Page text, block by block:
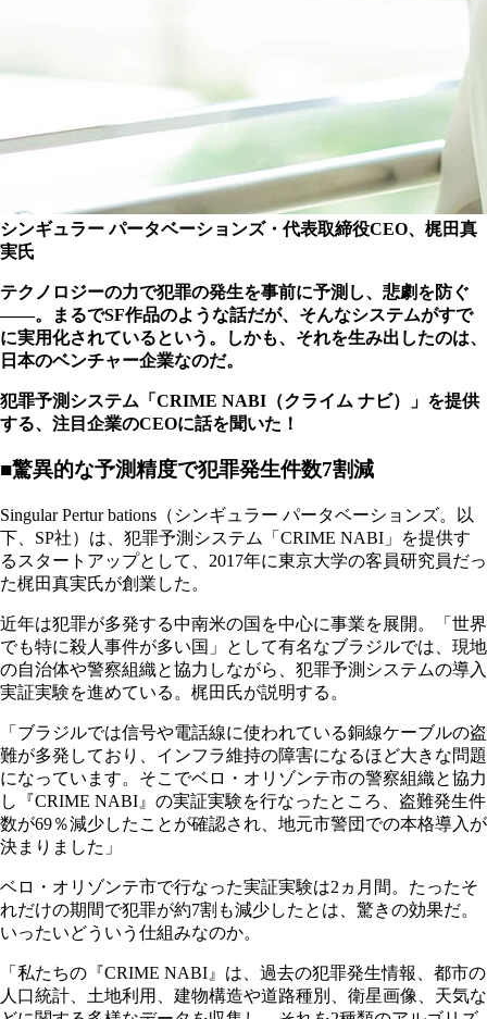
シンギュラー パータベーションズ・代表取締役CEO、梶田真
実氏
テクノロジーの力で犯罪の発生を事前に予測し、悲劇を防ぐ
――。まるでSF作品のような話だが、そんなシステムがすで
に実用化されているという。しかも、それを生み出したのは、
日本のベンチャー企業なのだ。
犯罪予測システム「CRIME NABI（クライム ナビ）」を提供
する、注目企業のCEOに話を聞いた！
■驚異的な予測精度で犯罪発生件数7割減
Singular Pertur bations（シンギュラー パータベーションズ。以
下、SP社）は、犯罪予測システム「CRIME NABI」を提供す
るスタートアップとして、2017年に東京大学の客員研究員だっ
た梶田真実氏が創業した。
近年は犯罪が多発する中南米の国を中心に事業を展開。「世界
でも特に殺人事件が多い国」として有名なブラジルでは、現地
の自治体や警察組織と協力しながら、犯罪予測システムの導入
実証実験を進めている。梶田氏が説明する。
「ブラジルでは信号や電話線に使われている銅線ケーブルの盗
難が多発しており、インフラ維持の障害になるほど大きな問題
になっています。そこでベロ・オリゾンテ市の警察組織と協力
し『CRIME NABI』の実証実験を行なったところ、盗難発生件
数が69％減少したことが確認され、地元市警団での本格導入が
決まりました」
ベロ・オリゾンテ市で行なった実証実験は2ヵ月間。たったそ
れだけの期間で犯罪が約7割も減少したとは、驚きの効果だ。
いったいどういう仕組みなのか。
「私たちの『CRIME NABI』は、過去の犯罪発生情報、都市の
人口統計、土地利用、建物構造や道路種別、衛星画像、天気な